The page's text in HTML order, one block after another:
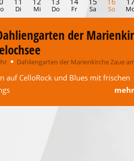
Di Mi Do Fr Sa So
der
Dahliengarten der Marienkirche Zaue
auf CelloRock und Blues mit frischen